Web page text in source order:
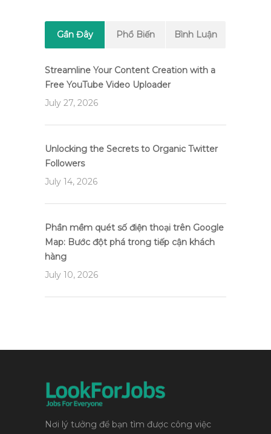
Gần Đây Phổ Biến Bình Luận
Streamline Your Content Creation with a
Free YouTube Video Uploader
July 27, 2026
Unlocking the Secrets to Organic Twitter
Followers
July 14, 2026
Phần mềm quét số điện thoại trên Google
Map: Bước đột phá trong tiếp cận khách
hàng
July 10, 2026
Nơi lý tưởng để bạn tìm được công việc